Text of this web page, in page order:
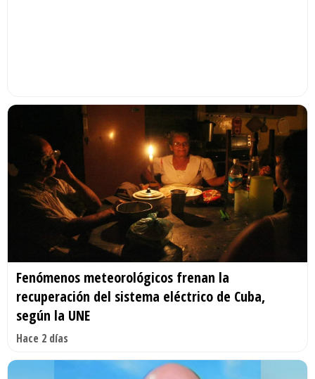
Fenómenos meteorológicos frenan la
recuperación del sistema eléctrico de Cuba,
según la UNE
Hace 2 días